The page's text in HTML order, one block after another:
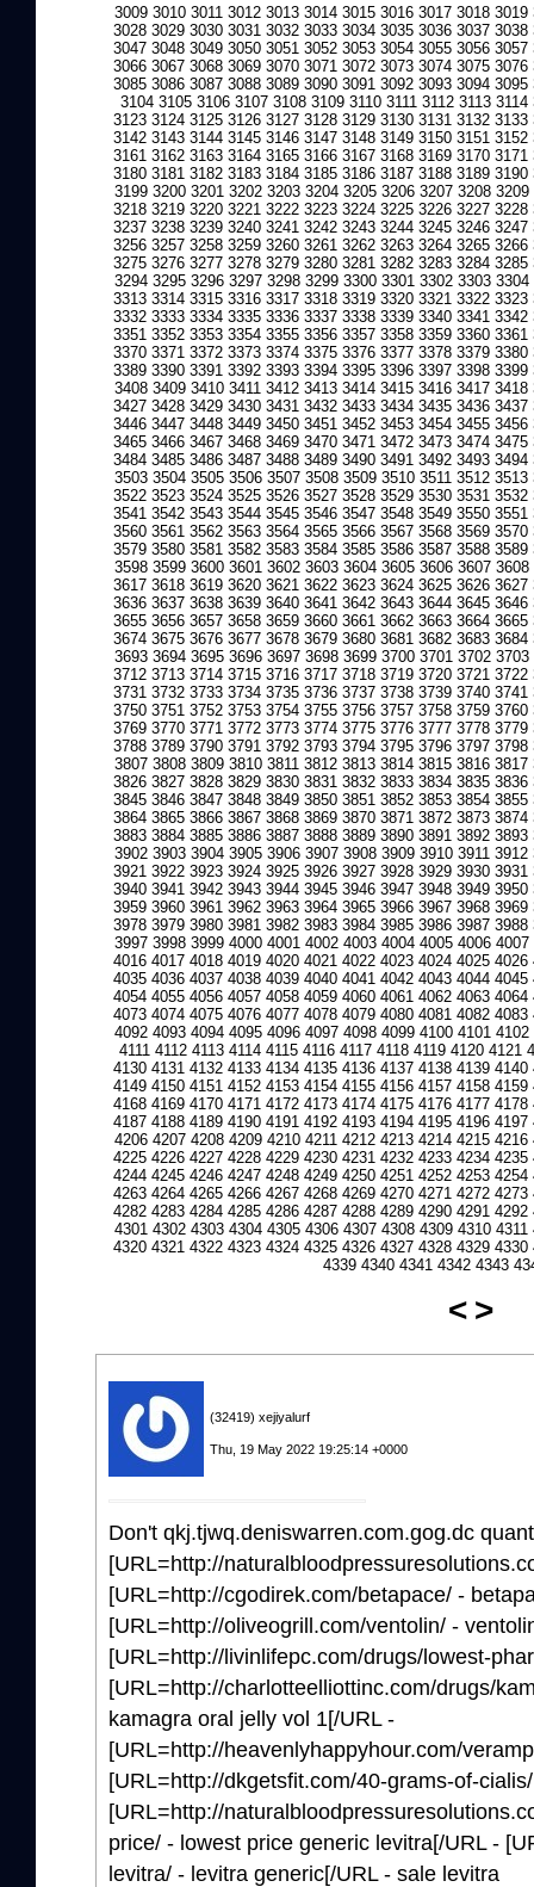
3009 3010 3011 3012 3013 3014 3015 3016 3017 3018 3019
3028 3029 3030 3031 3032 3033 3034 3035 3036 3037 3038
3047 3048 3049 3050 3051 3052 3053 3054 3055 3056 3057
3066 3067 3068 3069 3070 3071 3072 3073 3074 3075 3076
3085 3086 3087 3088 3089 3090 3091 3092 3093 3094 3095
3104 3105 3106 3107 3108 3109 3110 3111 3112 3113 3114
3123 3124 3125 3126 3127 3128 3129 3130 3131 3132 3133
3142 3143 3144 3145 3146 3147 3148 3149 3150 3151 3152
3161 3162 3163 3164 3165 3166 3167 3168 3169 3170 3171
3180 3181 3182 3183 3184 3185 3186 3187 3188 3189 3190
3199 3200 3201 3202 3203 3204 3205 3206 3207 3208 3209
3218 3219 3220 3221 3222 3223 3224 3225 3226 3227 3228
3237 3238 3239 3240 3241 3242 3243 3244 3245 3246 3247
3256 3257 3258 3259 3260 3261 3262 3263 3264 3265 3266
3275 3276 3277 3278 3279 3280 3281 3282 3283 3284 3285
3294 3295 3296 3297 3298 3299 3300 3301 3302 3303 3304
3313 3314 3315 3316 3317 3318 3319 3320 3321 3322 3323
3332 3333 3334 3335 3336 3337 3338 3339 3340 3341 3342
3351 3352 3353 3354 3355 3356 3357 3358 3359 3360 3361
3370 3371 3372 3373 3374 3375 3376 3377 3378 3379 3380
3389 3390 3391 3392 3393 3394 3395 3396 3397 3398 3399
3408 3409 3410 3411 3412 3413 3414 3415 3416 3417 3418
3427 3428 3429 3430 3431 3432 3433 3434 3435 3436 3437
3446 3447 3448 3449 3450 3451 3452 3453 3454 3455 3456
3465 3466 3467 3468 3469 3470 3471 3472 3473 3474 3475
3484 3485 3486 3487 3488 3489 3490 3491 3492 3493 3494
3503 3504 3505 3506 3507 3508 3509 3510 3511 3512 3513
3522 3523 3524 3525 3526 3527 3528 3529 3530 3531 3532
3541 3542 3543 3544 3545 3546 3547 3548 3549 3550 3551
3560 3561 3562 3563 3564 3565 3566 3567 3568 3569 3570
3579 3580 3581 3582 3583 3584 3585 3586 3587 3588 3589
3598 3599 3600 3601 3602 3603 3604 3605 3606 3607 3608
3617 3618 3619 3620 3621 3622 3623 3624 3625 3626 3627
3636 3637 3638 3639 3640 3641 3642 3643 3644 3645 3646
3655 3656 3657 3658 3659 3660 3661 3662 3663 3664 3665
3674 3675 3676 3677 3678 3679 3680 3681 3682 3683 3684
3693 3694 3695 3696 3697 3698 3699 3700 3701 3702 3703
3712 3713 3714 3715 3716 3717 3718 3719 3720 3721 3722
3731 3732 3733 3734 3735 3736 3737 3738 3739 3740 3741
3750 3751 3752 3753 3754 3755 3756 3757 3758 3759 3760
3769 3770 3771 3772 3773 3774 3775 3776 3777 3778 3779
3788 3789 3790 3791 3792 3793 3794 3795 3796 3797 3798
3807 3808 3809 3810 3811 3812 3813 3814 3815 3816 3817
3826 3827 3828 3829 3830 3831 3832 3833 3834 3835 3836
3845 3846 3847 3848 3849 3850 3851 3852 3853 3854 3855
3864 3865 3866 3867 3868 3869 3870 3871 3872 3873 3874
3883 3884 3885 3886 3887 3888 3889 3890 3891 3892 3893
3902 3903 3904 3905 3906 3907 3908 3909 3910 3911 3912
3921 3922 3923 3924 3925 3926 3927 3928 3929 3930 3931
3940 3941 3942 3943 3944 3945 3946 3947 3948 3949 3950
3959 3960 3961 3962 3963 3964 3965 3966 3967 3968 3969
3978 3979 3980 3981 3982 3983 3984 3985 3986 3987 3988
3997 3998 3999 4000 4001 4002 4003 4004 4005 4006 4007
4016 4017 4018 4019 4020 4021 4022 4023 4024 4025 4026
4035 4036 4037 4038 4039 4040 4041 4042 4043 4044 4045
4054 4055 4056 4057 4058 4059 4060 4061 4062 4063 4064
4073 4074 4075 4076 4077 4078 4079 4080 4081 4082 4083
4092 4093 4094 4095 4096 4097 4098 4099 4100 4101 4102
4111 4112 4113 4114 4115 4116 4117 4118 4119 4120 4121
4130 4131 4132 4133 4134 4135 4136 4137 4138 4139 4140
4149 4150 4151 4152 4153 4154 4155 4156 4157 4158 4159
4168 4169 4170 4171 4172 4173 4174 4175 4176 4177 4178
4187 4188 4189 4190 4191 4192 4193 4194 4195 4196 4197
4206 4207 4208 4209 4210 4211 4212 4213 4214 4215 4216
4225 4226 4227 4228 4229 4230 4231 4232 4233 4234 4235
4244 4245 4246 4247 4248 4249 4250 4251 4252 4253 4254
4263 4264 4265 4266 4267 4268 4269 4270 4271 4272 4273
4282 4283 4284 4285 4286 4287 4288 4289 4290 4291 4292
4301 4302 4303 4304 4305 4306 4307 4308 4309 4310 4311
4320 4321 4322 4323 4324 4325 4326 4327 4328 4329 4330
4339 4340 4341 4342 4343
< >
(32419) xejiyalurf
Thu, 19 May 2022 19:25:14 +0000
Don't qkj.tjwq.deniswarren.com.gog.dc
[URL=http://
[URL=http://cgodirek.com/betapace/ -
[URL=http://oliveogrill.com/ventolin/ -
[URL=http://livinlifepc.com/drugs/lowest-
[URL=http://charlotteelliottinc.com/drugs/
kamagra oral jelly vol 1[/URL -
[URL=http://heavenlyhappyhour.com/
[URL=http://dkgetsfit.com/40-grams-of-
[URL=http://
price/ - lowest price generic levitra[/URL -
levitra/ - levitra generic[/URL - sale levitra